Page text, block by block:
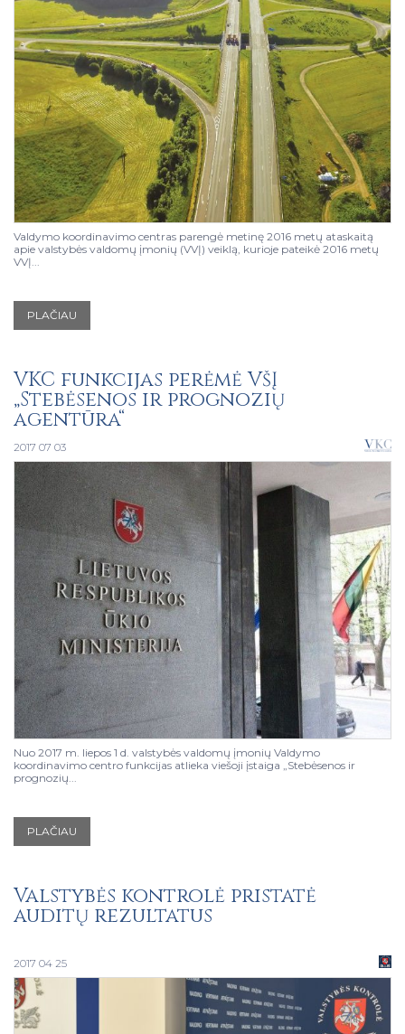
Valdymo koordinavimo centras parengė metinę 2016 metų ataskaitą
apie valstybės valdomų įmonių (VVĮ) veiklą, kurioje pateikė 2016 metų
VVĮ...
PLAČIAU
VKC funkcijas perėmė VšĮ
„Stebėsenos ir prognozių
agentūra“
2017 07 03
Nuo 2017 m. liepos 1 d. valstybės valdomų įmonių Valdymo
koordinavimo centro funkcijas atlieka viešoji įstaiga „Stebėsenos ir
prognozių...
PLAČIAU
Valstybės kontrolė pristatė
auditų rezultatus
2017 04 25